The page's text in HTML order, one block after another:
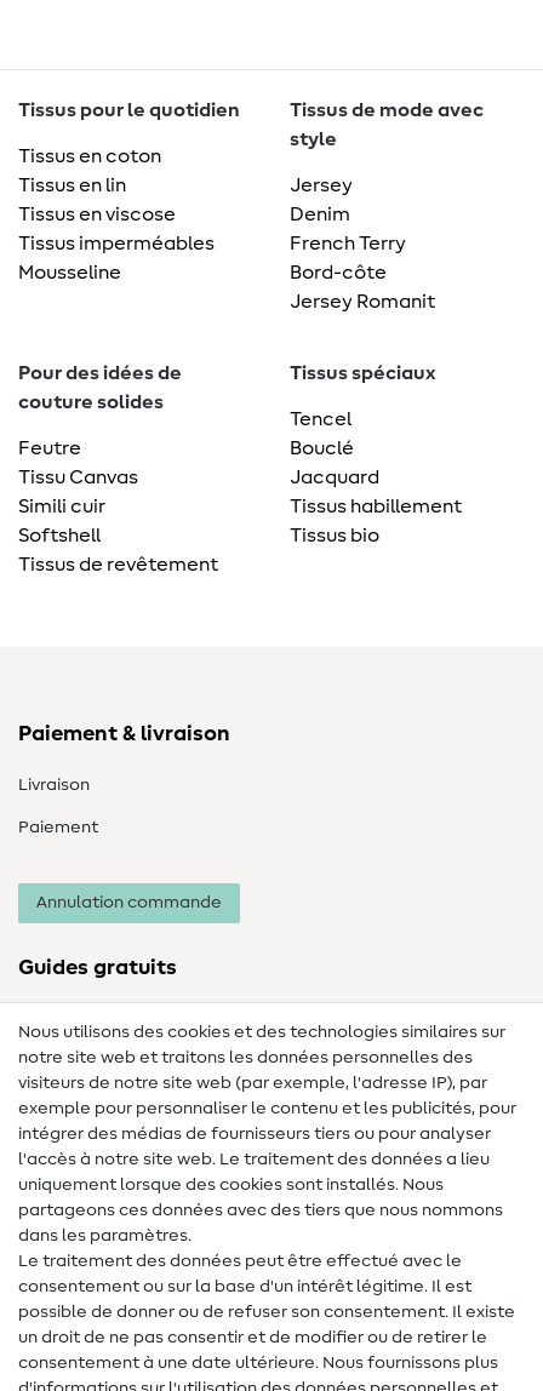
Tissus pour le quotidien
Tissus en coton
Tissus en lin
Tissus en viscose
Tissus imperméables
Mousseline
Tissus de mode avec
style
Jersey
Denim
French Terry
Bord-côte
Jersey Romanit
Pour des idées de
couture solides
Feutre
Tissu Canvas
Simili cuir
Softshell
Tissus de revêtement
Tissus spéciaux
Tencel
Bouclé
Jacquard
Tissus habillement
Tissus bio
Paiement & livraison
Livraison
Paiement
Annulation commande
Guides gratuits
Lexique de couture
Tutos de couture
Aide & contact
Contact
Changement de propriétaire
FAQ
Droit de rétractation
Populaire
Nous utilisons des cookies et des technologies similaires sur
notre site web et traitons les données personnelles des
visiteurs de notre site web (par exemple, l'adresse IP), par
exemple pour personnaliser le contenu et les publicités, pour
intégrer des médias de fournisseurs tiers ou pour analyser
l'accès à notre site web. Le traitement des données a lieu
uniquement lorsque des cookies sont installés. Nous
partageons ces données avec des tiers que nous nommons
dans les paramètres.
Le traitement des données peut être effectué avec le
consentement ou sur la base d'un intérêt légitime. Il est
possible de donner ou de refuser son consentement. Il existe
un droit de ne pas consentir et de modifier ou de retirer le
consentement à une date ultérieure. Nous fournissons plus